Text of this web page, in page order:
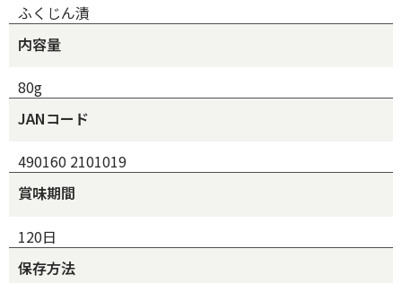
ふくじん漬
内容量
80g
JANコード
490160 2101019
賞味期間
120日
保存方法